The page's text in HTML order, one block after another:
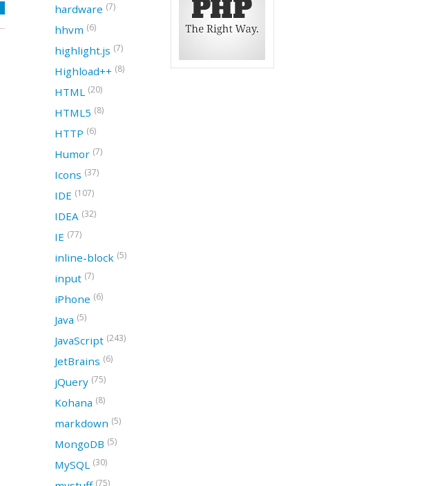
hardware (7)
hhvm (6)
highlight.js (7)
Highload++ (8)
HTML (20)
HTML5 (8)
HTTP (6)
Humor (7)
Icons (37)
IDE (107)
IDEA (32)
IE (77)
inline-block (5)
input (7)
iPhone (6)
Java (5)
JavaScript (243)
JetBrains (6)
jQuery (75)
Kohana (8)
markdown (5)
MongoDB (5)
MySQL (30)
(75)